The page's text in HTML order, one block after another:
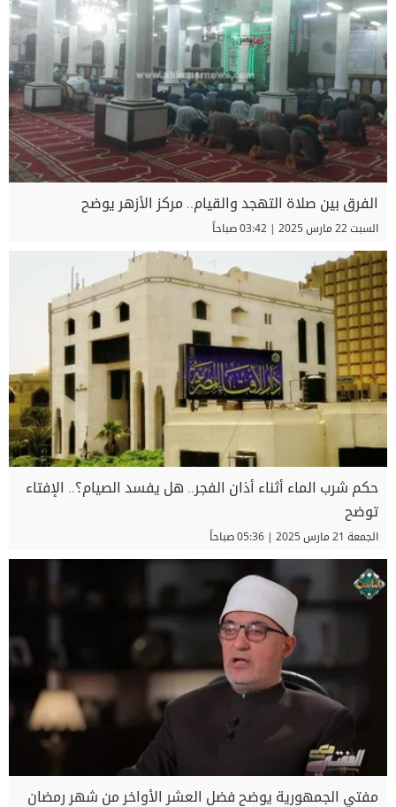
الفرق بين صلاة التهجد والقيام.. مركز الأزهر يوضح
السبت 22 مارس 2025 | 03:42 صباحاً
حكم شرب الماء أثناء أذان الفجر.. هل يفسد الصيام؟.. الإفتاء
توضح
الجمعة 21 مارس 2025 | 05:36 صباحاً
مفتي الجمهورية يوضح فضل العشر الأواخر من شهر رمضان